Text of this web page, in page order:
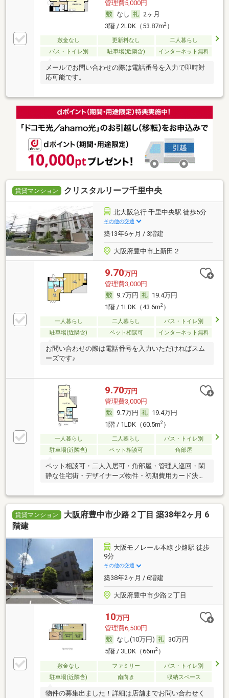
管理費5,000円
なし
2ヶ月
3階 / 2LDK（53.87m2）
敷金なし 更新料なし
二人暮らし
バス・トイレ別
駐車場(近隣含) インターネット無料
メールでお問い合わせの際は電話番号を入力で即時対
応可能です。
賃貸マンション クリスタルリーフ千里中央
北大阪急行 千里中央駅 徒歩5分
その他の交通
築13年6ヶ月 / 3階建
大阪府豊中市上新田２
9.70万円
管理費3,000円
9.7万円
19.4万円
1階 / 1LDK（43.6m2）
一人暮らし 二人暮らし
バス・トイレ別
駐車場(近隣含)
ペット相談可 インターネット無料
お問い合わせの際は電話番号を入力いただければスム
ーズです♪
9.70万円
管理費3,000円
9.7万円
19.4万円
1階 / 1LDK（60.5m2）
一人暮らし 二人暮らし
バス・トイレ別
駐車場(近隣含)
ペット相談可 角部屋
ペット相談可・二人入居可・角部屋・管理人巡回・閑
静な住宅街・デザイナーズ物件・初期費用カード決済
賃貸マンション
大阪府豊中市少路２丁目 築38年2ヶ月 6
階建
大阪モノレール本線 少路駅 徒歩
9分
その他の交通
築38年2ヶ月 / 6階建
大阪府豊中市少路２丁目
10万円
管理費6,500円
なし(10万円)
30万円
5階 / 3LDK（66m2）
敷金なし ファミリー
バス・トイレ別
駐車場(近隣含)
南向き 収納スペース
物件の募集出ました！詳細は店舗までお問い合わせく